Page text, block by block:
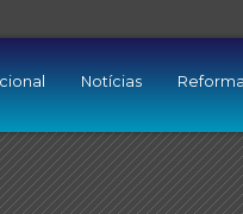
Notícias